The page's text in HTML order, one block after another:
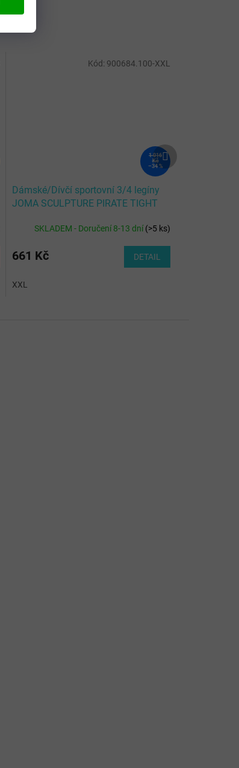
1 016
Kč
–34 %
Dámské/Dívčí sportovní 3/4 legíny
JOMA SCULPTURE PIRATE TIGHT
SKLADEM - Doručení 8-13 dní(>5 ks)
661 Kč DETAIL
XXL
Kód: 900684.100-XXL
produkt